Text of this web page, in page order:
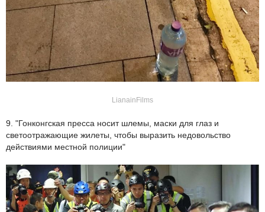
LianainFilms
9. "Гонконгская пресса носит шлемы, маски для глаз и
светоотражающие жилеты, чтобы выразить недовольство
действиями местной полиции"